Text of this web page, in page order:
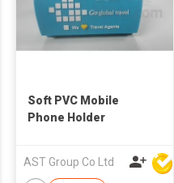
Soft PVC Mobile
Phone Holder
AST Group Co Ltd